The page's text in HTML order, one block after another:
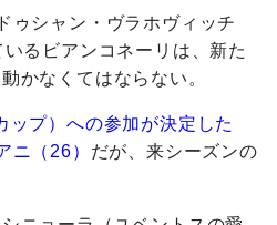
ゥシャン・ヴラホヴィッチ
いるビアンコネーリは、新た
かなくてはならない。
ップ）への参加が決定した
ニ（26） だが、来シーズンの